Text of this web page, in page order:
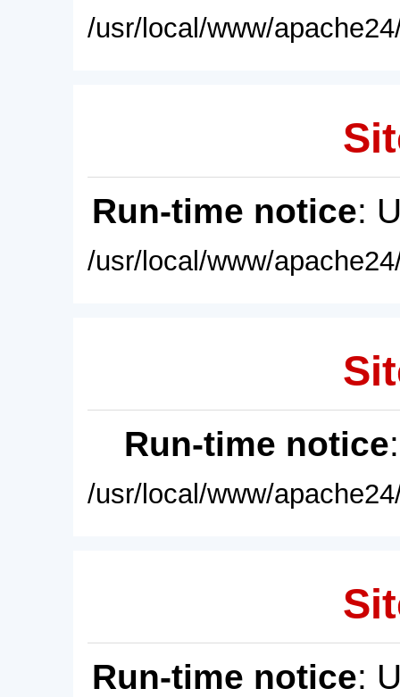
/usr/local/www/
Run-time notice:
/usr/local/www/
Run-time notice
/usr/local/www/
Run-time notice: